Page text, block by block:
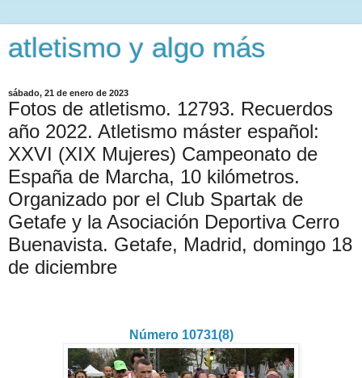
atletismo y algo más
sábado, 21 de enero de 2023
Fotos de atletismo. 12793. Recuerdos
año 2022. Atletismo máster español:
XXVI (XIX Mujeres) Campeonato de
España de Marcha, 10 kilómetros.
Organizado por el Club Spartak de
Getafe y la Asociación Deportiva Cerro
Buenavista. Getafe, Madrid, domingo 18
de diciembre
Número 10731(8)